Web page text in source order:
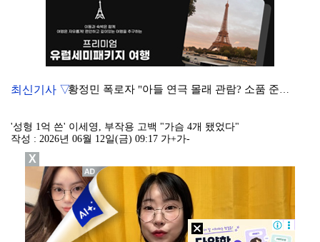
황정민 폭로자 "아들 연극 몰래 관람? 소품 준비 돕고…
KBO, 기록적인 폭염으로 9일까지 리그 중단…내달 6…
박지훈, 9월 잠실실내체육관서 앙코르 콘서트 개최
최신기사 ▽
'성형 1억 쓴' 이세영, 부작용 고백 "가슴 4개 됐었다"
작성 : 2026년 06월 12일(금) 09:17 가+가-
X